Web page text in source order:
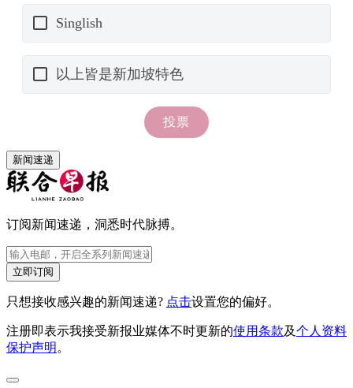
新闻速递
订阅新闻速递，洞悉时代脉搏。
立即订阅
只想接收感兴趣的新闻速递? 点击设置您的偏好。
注册即表示我接受新报业媒体不时更新的使用条款及个人资料
保护声明 。